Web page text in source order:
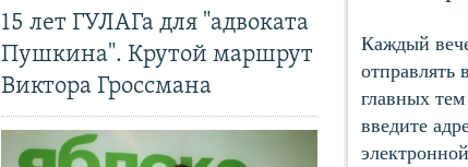
15 лет ГУЛАГа для "адвоката
Пушкина". Крутой маршрут
Виктора Гроссмана